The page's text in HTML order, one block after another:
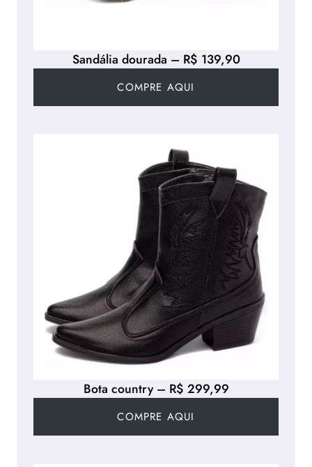
Sandália dourada – R$ 139,90
COMPRE AQUI
Bota country – R$ 299,99
COMPRE AQUI